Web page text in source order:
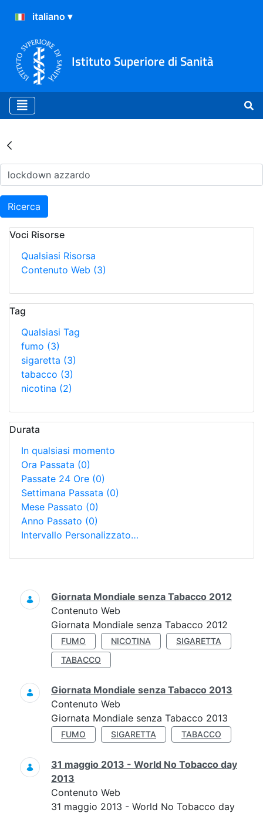
Istituto Superiore di Sanità
Risultati della Ricerca -
Ricerca
Voci Risorse
Qualsiasi Risorsa
Contenuto Web (3)
Tag
Qualsiasi Tag
fumo (3)
sigaretta (3)
tabacco (3)
nicotina (2)
Durata
In qualsiasi momento
Ora Passata (0)
Passate 24 Ore (0)
Settimana Passata (0)
Mese Passato (0)
Anno Passato (0)
Intervallo Personalizzato…
Ricerca
Giornata Mondiale senza Tabacco 2012
Contenuto Web
Giornata Mondiale senza Tabacco 2012
FUMO NICOTINA
SIGARETTA
TABACCO
Giornata Mondiale senza Tabacco 2013
Contenuto Web
Giornata Mondiale senza Tabacco 2013
FUMO SIGARETTA TABACCO
31 maggio 2013 - World No Tobacco day
2013
Contenuto Web
31 maggio 2013 - World No Tobacco day